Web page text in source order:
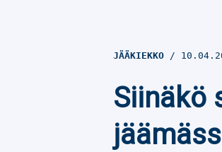
JÄÄKIEKKO
Siinäkö